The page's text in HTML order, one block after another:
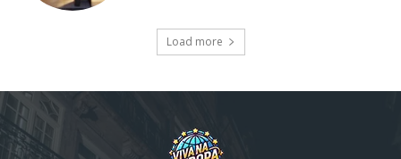
Load more